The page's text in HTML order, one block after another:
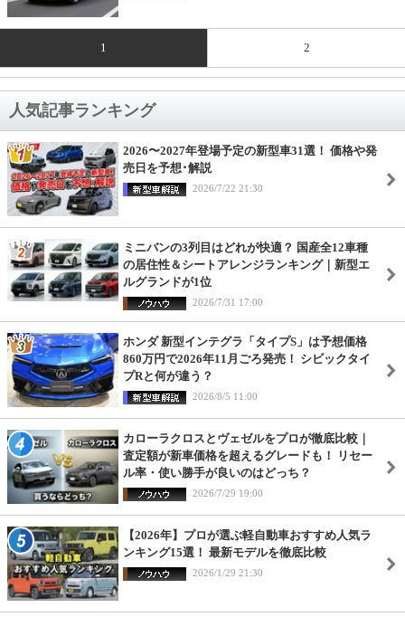
1 2
人気記事ランキング
2026〜2027年登場予定の新型車31選！ 価格や発
売日を予想･解説
2026/7/22 21:30
ミニバンの3列目はどれが快適？ 国産全12車種
の居住性＆シートアレンジランキング｜新型エ
ルグランドが1位
2026/7/31 17:00
ホンダ 新型インテグラ「タイプS」は予想価格
860万円で2026年11月ごろ発売！ シビックタイ
プRと何が違う？
2026/8/5 11:00
カローラクロスとヴェゼルをプロが徹底比較｜
査定額が新車価格を超えるグレードも！ リセー
ル率・使い勝手が良いのはどっち？
2026/7/29 19:00
【2026年】プロが選ぶ軽自動車おすすめ人気ラ
ンキング15選！ 最新モデルを徹底比較
2026/1/29 21:30